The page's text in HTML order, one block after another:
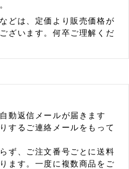
どは、定価より販売価格が
ざいます。何卒ご理解くだ
動返信メールが届きます
するご連絡メールをもって
ず、ご注文番号ごとに送料
ます。一度に複数商品をご